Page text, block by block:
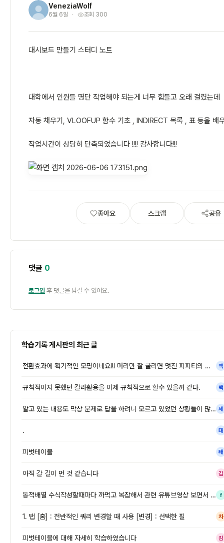
V VeneziaWolf
6월 6일 조회 300
대시보드 만들기 스터디 노트
대학에서 인원들 명단 작업해야 되는게 너무 힘들고 오래 걸렸는데
자동 채우기, VLOOFUP 함수 기초 , INDIRECT 목록 , 표 등을 배
작업시간이 상당히 단축되었습니다 !!!! 감사합니다!!!
좋아요 스크랩 공유
댓글 0
로그인 후 댓글을 남길 수 있어요.
학습기록 게시판의 최근 글
전환효과에 획기적인 모핑이네요!!! 머리만 잘 굴리면 멋진 피피티의 장면 백
규칙적이지 못했던 칼라활용을 이제 규칙적으로 할수 있을꺼 같다. 백
알고 있는 내용도 막상 문제로 답을 하려니 모르고 있었던 상황들이 많았던 세
. 태
피벗테이블 태
아직 갈 길이 먼 것 같습니다 김
동적배열 수식작성할때마다 까먹고 복잡해서 관련 유튜브영상 보면서 했는데 f
1. 탭 [홈] : 전반적인 쿼리 변경할 때 사용 [변경] : 선택한 필 차
피벗테이블에 대해 자세히 학습하였습니다 김